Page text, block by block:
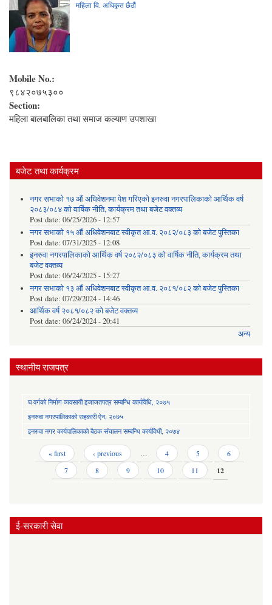
महिला वि. अधिकृत छैठौं
Mobile No.:
९८४२०७५३००
Section:
महिला बालबालिका तथा समाज कल्याण उपशाखा
बजेट तथा कार्यक्रम
नगर सभाको १७ औं अधिवेशनमा पेश गरिएको इनरुवा नगरपालिकाको आर्थिक वर्ष
२०८३/०८४ को वार्षिक नीति, कार्यक्रम तथा बजेट वक्तव्य
Post date: 06/25/2026 - 12:57
नगर सभाको १५ औं अधिवेशनबाट स्वीकृत आ.व. २०८२/०८३ को बजेट पुस्तिका
Post date: 07/31/2025 - 12:08
इनरुवा नगरपालिकाको आर्थिक वर्ष २०८२/०८३ को वार्षिक नीति, कार्यक्रम तथा
बजेट वक्तव्य
Post date: 06/24/2025 - 15:27
नगर सभाको १३ औं अधिवेशनबाट स्वीकृत आ.व. २०८१/०८२ को बजेट पुस्तिका
Post date: 07/29/2024 - 14:46
आर्थिक वर्ष २०८१/०८२ को बजेट वक्तव्य
Post date: 06/24/2024 - 20:41
अन्य
स्थानीय राजपत्र
घ वर्गको निर्माण व्यवसायी इजाजतपत्र सम्बन्धि कार्यविधि, २०७५
इनरुवा नगरपालिकाको सहकारी ऐन, २०७५
इनरुवा नगर कार्यपालिकाको बैठक संचालन सम्बन्धि कार्यविधी, २०७४
Pages « first ‹ previous … 4 5
6
7
8 9 10 11 12
ई-सरकारी सेवा